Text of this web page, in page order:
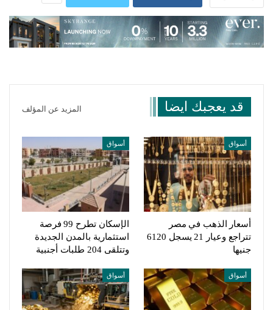
قد يعجبك ايضا المزيد عن المؤلف
أسواق
أسعار الذهب في مصر
تتراجع وعيار 21 يسجل 6120
جنيها
أسواق
الإسكان تطرح 99 فرصة
استثمارية بالمدن الجديدة
وتتلقى 204 طلبات أجنبية
أسواق أسواق